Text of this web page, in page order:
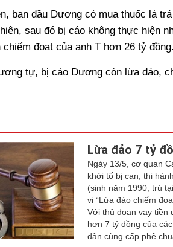
ban đầu Dương có mua thuốc lá
sau đó bị cáo không thực hiện
đoạt của anh T hơn 26 tỷ đồng.
tự, bị cáo Dương còn lừa đảo,
Lừa đảo 7 tỷ
Ngày 13/5, cơ quan
khởi tố bị can, thi
(sinh năm 1990, trú
vi “Lừa đảo chiếm
Với thủ đoạn vay tiền
hơn 7 tỷ đồng của
dân cùng cấp phê